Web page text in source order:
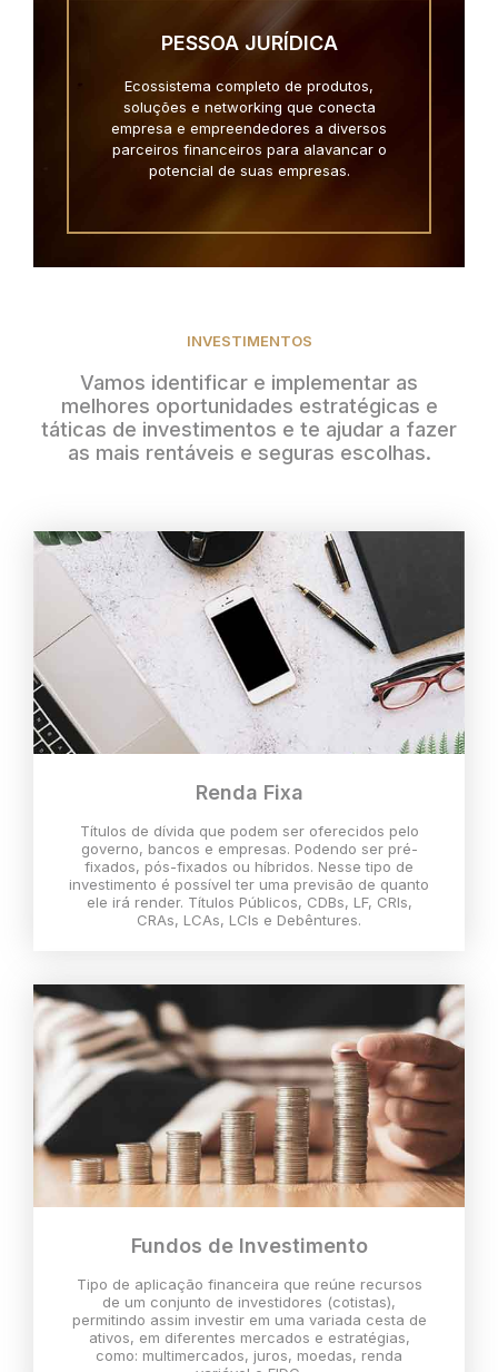
PESSOA JURÍDICA
Ecossistema completo de produtos,
soluções e networking que conecta
empresa e empreendedores a diversos
parceiros financeiros para alavancar o
potencial de suas empresas.
INVESTIMENTOS
Vamos identificar e implementar as
melhores oportunidades estratégicas e
táticas de investimentos e te ajudar a fazer
as mais rentáveis e seguras escolhas.
Renda Fixa
Títulos de dívida que podem ser oferecidos pelo
governo, bancos e empresas. Podendo ser pré-
fixados, pós-fixados ou híbridos. Nesse tipo de
investimento é possível ter uma previsão de quanto
ele irá render. Títulos Públicos, CDBs, LF, CRIs,
CRAs, LCAs, LCIs e Debêntures.
Fundos de Investimento
Tipo de aplicação financeira que reúne recursos
de um conjunto de investidores (cotistas),
permitindo assim investir em uma variada cesta de
ativos, em diferentes mercados e estratégias,
como: multimercados, juros, moedas, renda